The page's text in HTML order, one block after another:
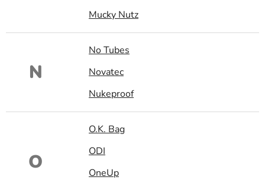
Mucky Nutz
N
No Tubes
Novatec
Nukeproof
O
O.K. Bag
ODI
OneUp